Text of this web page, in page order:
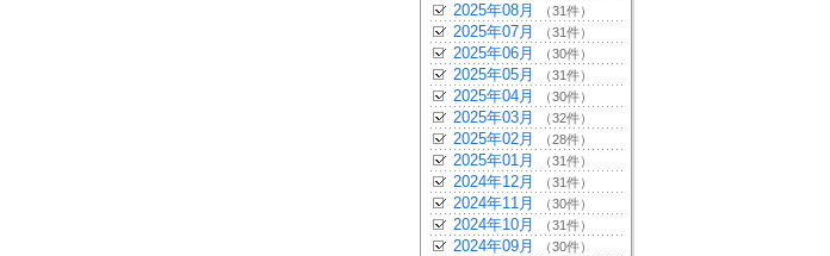
2025年08月 （31件）
2025年07月 （31件）
2025年06月 （30件）
2025年05月 （31件）
2025年04月 （30件）
2025年03月 （32件）
2025年02月 （28件）
2025年01月 （31件）
2024年12月 （31件）
2024年11月 （30件）
2024年10月 （31件）
2024年09月 （30件）